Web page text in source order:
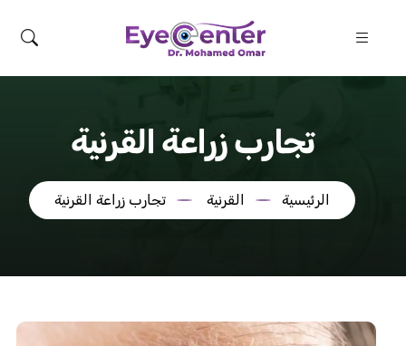
تجارب زراعة القرنية
الرئيسية القرنية تجارب زراعة القرنية